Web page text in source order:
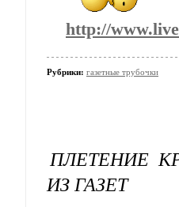
http://
Рубрики: газетные трубочки
ПЛЕТЕНИЕ
ИЗ ГАЗЕТ